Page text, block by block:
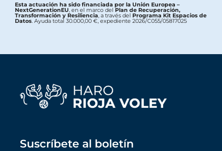
Esta actuación ha sido financiada por la Unión Europea –
NextGenerationEU , en el marco delPlan de Recuperación,
Transformación y Resiliencia , a través del Programa Kit Espacios de
Datos . Ayuda total 30.000,00 €, expediente 2026/C055/05817025
Suscríbete al boletín